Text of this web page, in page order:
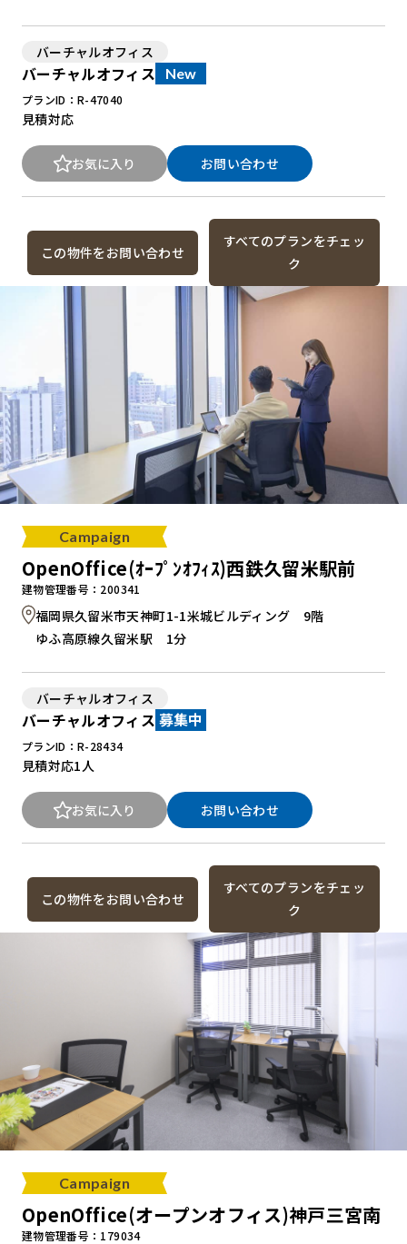
バーチャルオフィス
バーチャルオフィス New
プランID：R-47040
見積対応
お気に入り お問い合わせ
この物件をお問い合わせ
すべてのプランをチェッ
ク
Campaign
OpenOffice(ｵｰﾌﾟﾝｵﾌｨｽ)西鉄久留米駅前
建物管理番号：200341
福岡県久留米市天神町1-1米城ビルディング 9階
ゆふ高原線久留米駅 1分
バーチャルオフィス
バーチャルオフィス 募集中
プランID：R-28434
見積対応1人
お気に入り お問い合わせ
この物件をお問い合わせ
すべてのプランをチェッ
ク
Campaign
OpenOffice(オープンオフィス)神戸三宮南
建物管理番号：179034